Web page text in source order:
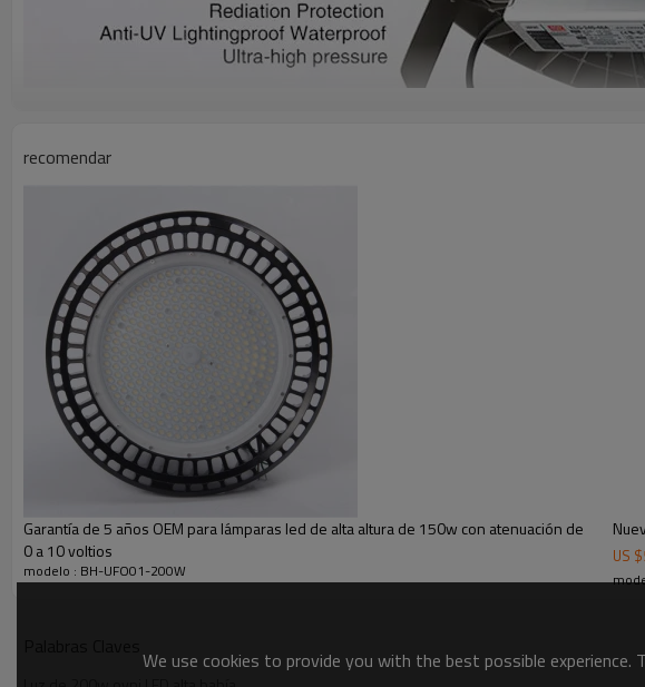
recomendar
Garantía de 5 años OEM para lámparas led de alta altura de 150w con atenuación de
0 a 10 voltios
modelo : BH-UFO01-200W
US $
We use cookies to provide you with the best possible